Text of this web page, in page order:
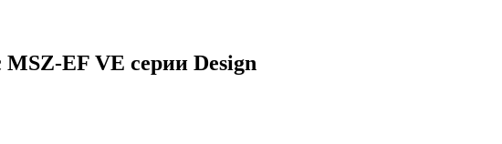
EF VE серии Design